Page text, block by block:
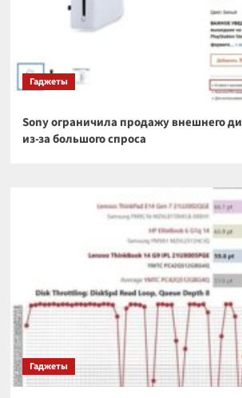
Гаджеты
Sony ограничила продажу внешнего
из-за большого спроса
Гаджеты